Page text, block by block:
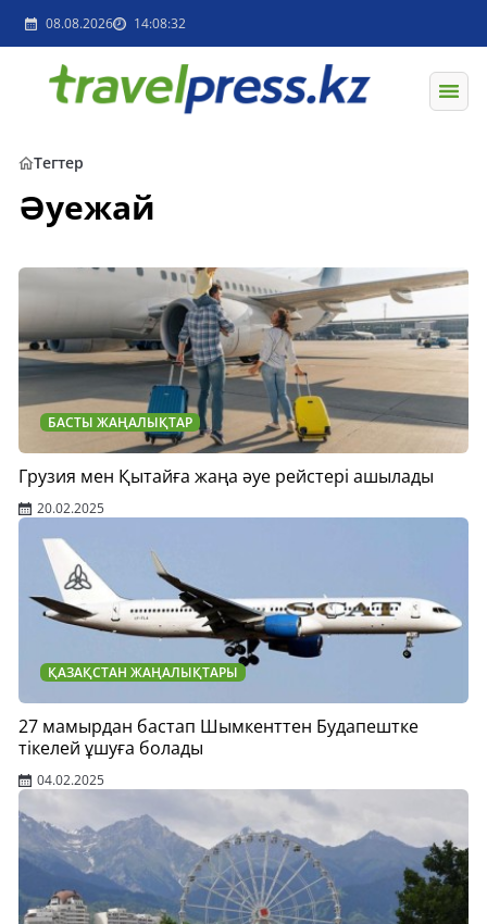
08.08.2026 14:08:32
Тегтер
Әуежай
БАСТЫ ЖАҢАЛЫҚТАР
Грузия мен Қытайға жаңа әуе рейстері ашылады
20.02.2025
ҚАЗАҚСТАН ЖАҢАЛЫҚТАРЫ
27 мамырдан бастап Шымкенттен Будапештке
тікелей ұшуға болады
04.02.2025